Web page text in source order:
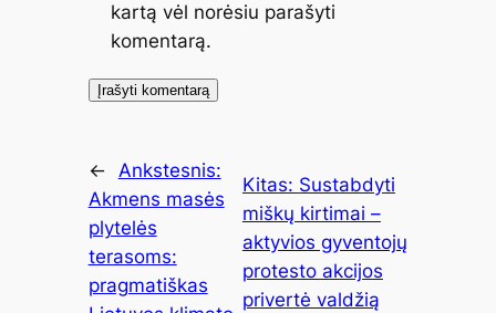
kartą vėl norėsiu parašyti
komentarą.
←
Ankstesnis:
Akmens masės
plytelės
terasoms:
pragmatiškas
Kitas: Sustabdyti
miškų kirtimai –
aktyvios gyventojų
protesto akcijos
privertė valdžią